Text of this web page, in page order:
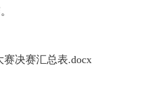
赛决赛汇总表.docx